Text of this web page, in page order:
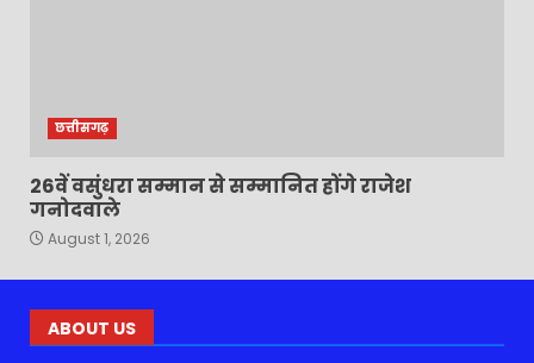
छत्तीसगढ़
26वें वसुंधरा सम्मान से सम्मानित होंगे राजेश
गनोदवाले
August 1, 2026
ABOUT US